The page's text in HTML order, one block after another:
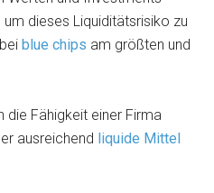
dieses Liquiditätsrisiko zu
beiblue chips am größten und
die Fähigkeit einer Firma
ausreichend liquide Mittel